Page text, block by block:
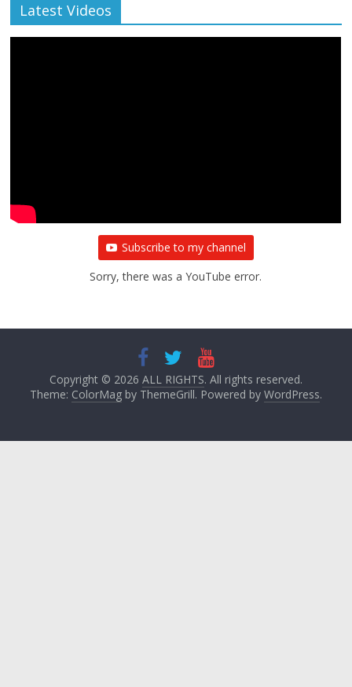
Latest Videos
Subscribe to my channel
Sorry, there was a YouTube error.
Copyright © 2026 ALL RIGHTS. All rights reserved.
Theme: ColorMagby ThemeGrill. Powered by WordPress.